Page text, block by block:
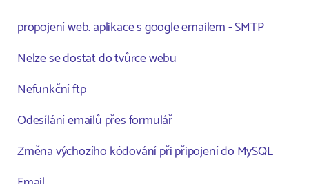
propojení web. aplikace s google emailem - SMTP
Nelze se dostat do tvůrce webu
Nefunkční ftp
Odesílání emailů přes formulář
Změna výchozího kódování při připojení do MySQL